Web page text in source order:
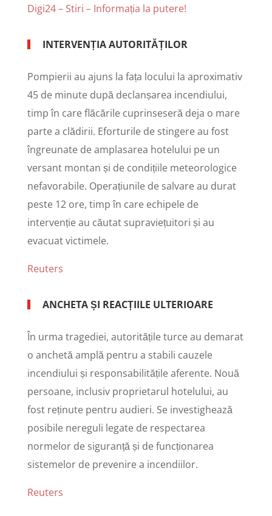
Digi24 – Stiri – Informația la putere!
INTERVENȚIA AUTORITĂȚILOR
Pompierii au ajuns la fața locului la aproximativ
45 de minute după declanșarea incendiului,
timp în care flăcările cuprinseseră deja o mare
parte a clădirii. Eforturile de stingere au fost
îngreunate de amplasarea hotelului pe un
versant montan și de condițiile meteorologice
nefavorabile. Operațiunile de salvare au durat
peste 12 ore, timp în care echipele de
intervenție au căutat supraviețuitori și au
evacuat victimele.
Reuters
ANCHETA ȘI REACȚIILE ULTERIOARE
În urma tragediei, autoritățile turce au demarat
o anchetă amplă pentru a stabili cauzele
incendiului și responsabilitățile aferente. Nouă
persoane, inclusiv proprietarul hotelului, au
fost reținute pentru audieri. Se investighează
posibile nereguli legate de respectarea
normelor de siguranță și de funcționarea
sistemelor de prevenire a incendiilor.
Reuters